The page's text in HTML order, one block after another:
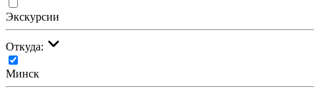
Экскурсии
Откуда:
Минск